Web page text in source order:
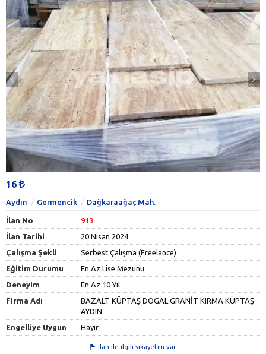
16
Aydın Germencik Dağkaraağaç Mah.
İlan No
913
İlan Tarihi
20 Nisan 2024
Çalışma Şekli
Serbest Çalışma (Freelance)
Eğitim Durumu
En Az Lise Mezunu
Deneyim
En Az 10 Yıl
Firma Adı
BAZALT KÜPTAŞ DOGAL GRANİT KIRMA KÜPTAŞ
AYDIN
Engelliye Uygun
Hayır
İlan ile ilgili şikayetim var